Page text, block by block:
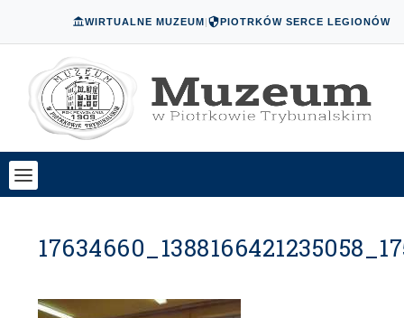
WIRTUALNE MUZEUM| PIOTRKÓW SERCE LEGIONÓW